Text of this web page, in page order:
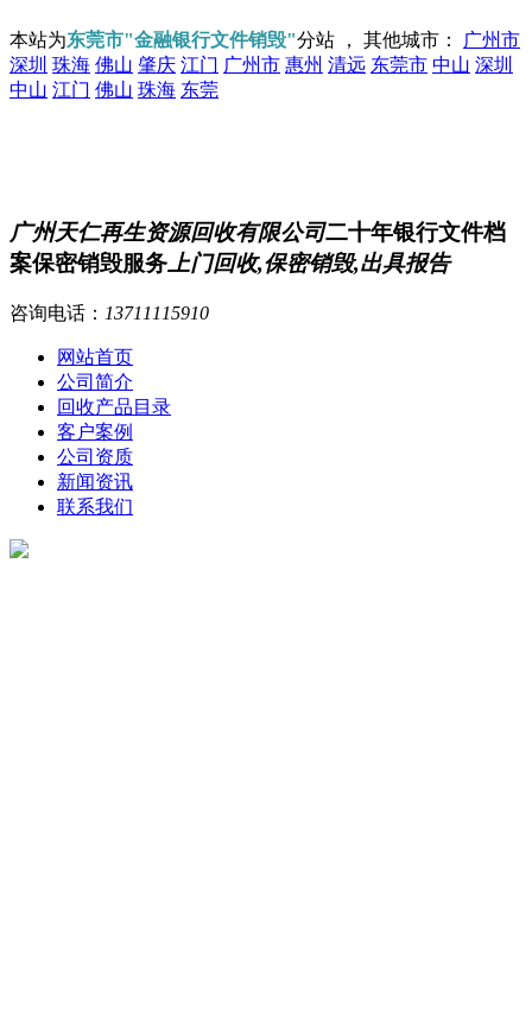
本站为东莞市"金融银行文件销毁"分站 ， 其他城市：
广州市
深圳 珠海 佛山 肇庆 江门 广州市 惠州 清远 东莞市 中山 深圳
中山 江门 佛山 珠海 东莞
广州天仁再生资源回收有限公司二十年银行文件档
案保密销毁服务 上门回收,保密销毁,出具报告
咨询电话： 13711115910
网站首页
公司简介
回收产品目录
客户案例
公司资质
新闻资讯
联系我们